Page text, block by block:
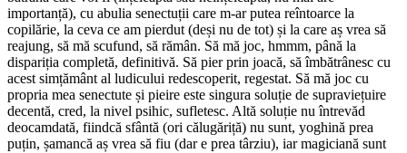
importanță), cu abulia senectuții care m-ar putea reîntoarce la
copilărie, la ceva ce am pierdut (deși nu de tot) și la care aș vrea să
reajung, să mă scufund, să rămân. Să mă joc, hmmm, până la
dispariția completă, definitivă. Să pier prin joacă, să îmbătrânesc cu
acest simțământ al ludicului redescoperit, regestat. Să mă joc cu
propria mea senectute și pieire este singura soluție de supraviețuire
decentă, cred, la nivel psihic, sufletesc. Altă soluție nu întrevăd
deocamdată, fiindcă sfântă (ori călugăriță) nu sunt, yoghină prea
puțin, șamancă aș vrea să fiu (dar e prea târziu), iar magiciană sunt